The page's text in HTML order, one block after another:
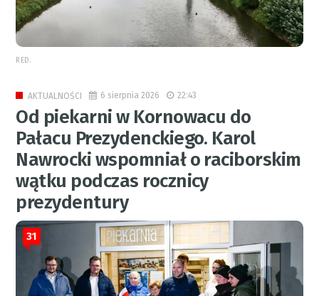
RED.
AKTUALNOŚCI 6 sierpnia 2026 22:43
Od piekarni w Kornowacu do
Pałacu Prezydenckiego. Karol
Nawrocki wspomniał o raciborskim
wątku podczas rocznicy
prezydentury
31